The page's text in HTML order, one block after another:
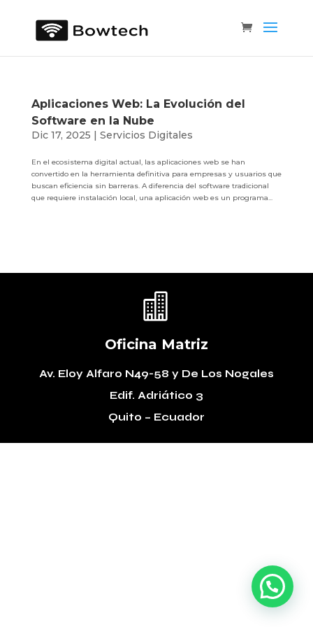
Aplicaciones Web: La Evolución del
Software en la Nube
Dic 17, 2025 | Servicios Digitales
En el ecosistema digital actual, las aplicaciones web se han
convertido en la herramienta definitiva para empresas y usuarios que
buscan eficiencia sin barreras. A diferencia del software tradicional
que requiere instalación local, una aplicación web es un programa...

Oficina Matriz
Av. Eloy Alfaro N49-58 y De Los Nogales
Edif. Adriático 3
Quito – Ecuador